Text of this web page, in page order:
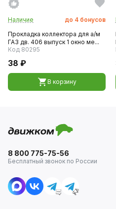
Наличие до 4 бонусов
Прокладка коллектора для а/м
ГАЗ дв. 406 выпуск 1 окно ме...
Код 80295
38 ₽
В корзину
8 800 775-75-56
Бесплатный звонок по России